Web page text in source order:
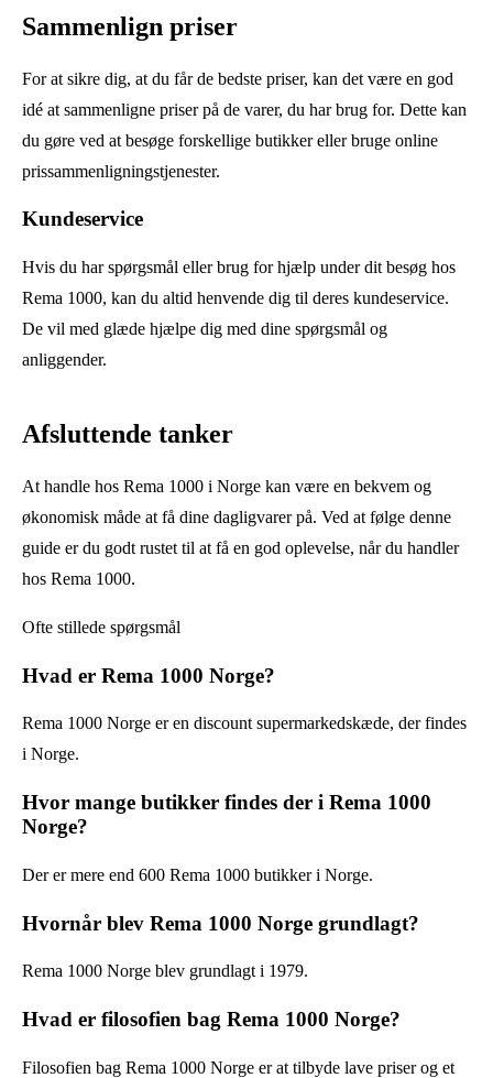
Sammenlign priser
For at sikre dig, at du får de bedste priser, kan det være en god
idé at sammenligne priser på de varer, du har brug for. Dette kan
du gøre ved at besøge forskellige butikker eller bruge online
prissammenligningstjenester.
Kundeservice
Hvis du har spørgsmål eller brug for hjælp under dit besøg hos
Rema 1000, kan du altid henvende dig til deres kundeservice.
De vil med glæde hjælpe dig med dine spørgsmål og
anliggender.
Afsluttende tanker
At handle hos Rema 1000 i Norge kan være en bekvem og
økonomisk måde at få dine dagligvarer på. Ved at følge denne
guide er du godt rustet til at få en god oplevelse, når du handler
hos Rema 1000.
Ofte stillede spørgsmål
Hvad er Rema 1000 Norge?
Rema 1000 Norge er en discount supermarkedskæde, der findes
i Norge.
Hvor mange butikker findes der i Rema 1000
Norge?
Der er mere end 600 Rema 1000 butikker i Norge.
Hvornår blev Rema 1000 Norge grundlagt?
Rema 1000 Norge blev grundlagt i 1979.
Hvad er filosofien bag Rema 1000 Norge?
Filosofien bag Rema 1000 Norge er at tilbyde lave priser og et